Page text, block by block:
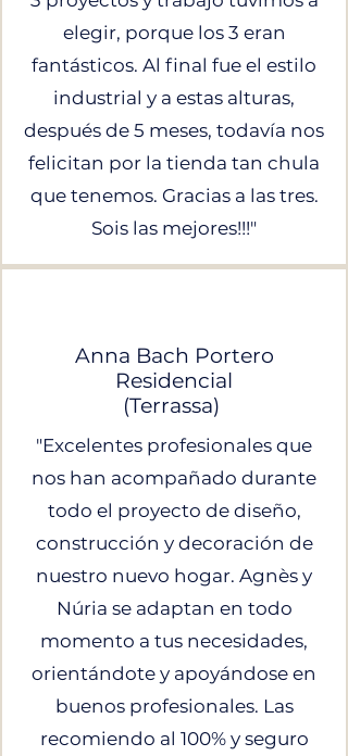
elegir, porque los 3 eran
fantásticos. Al final fue el estilo
industrial y a estas alturas,
después de 5 meses, todavía nos
felicitan por la tienda tan chula
que tenemos. Gracias a las tres.
Sois las mejores!!!"
Anna Bach Portero
​Residencial
(Terrassa)
"Excelentes profesionales que
nos han acompañado durante
todo el proyecto de diseño,
construcción y decoración de
nuestro nuevo hogar. Agnès y
Núria se adaptan en todo
momento a tus necesidades,
orientándote y apoyándose en
buenos profesionales. Las
recomiendo al 100% y seguro